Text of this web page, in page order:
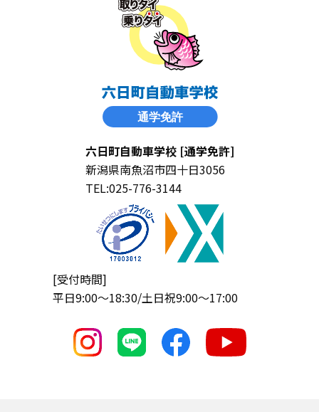
六日町自動車学校 [通学免許]
新潟県南魚沼市四十日3056
TEL:025-776-3144
[受付時間]
平日9:00〜18:30/土日祝9:00〜17:00